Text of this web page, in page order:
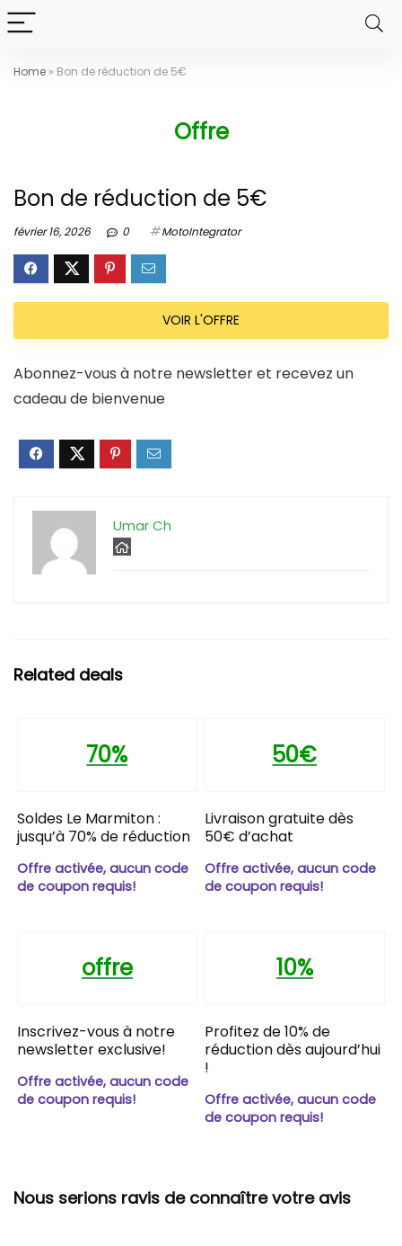
Home » Bon de réduction de 5€
Offre
Bon de réduction de 5€
février 16, 2026 0 MotoIntegrator
VOIR L'OFFRE
Abonnez-vous à notre newsletter et recevez un
cadeau de bienvenue
Umar Ch
Related deals
70%
Soldes Le Marmiton :
jusqu’à 70% de réduction
Offre activée, aucun code
de coupon requis!
50€
Livraison gratuite dès
50€ d’achat
Offre activée, aucun code
de coupon requis!
offre
Inscrivez-vous à notre
newsletter exclusive!
Offre activée, aucun code
de coupon requis!
10%
Profitez de 10% de
réduction dès aujourd’hui
!
Offre activée, aucun code
de coupon requis!
Nous serions ravis de connaître votre avis